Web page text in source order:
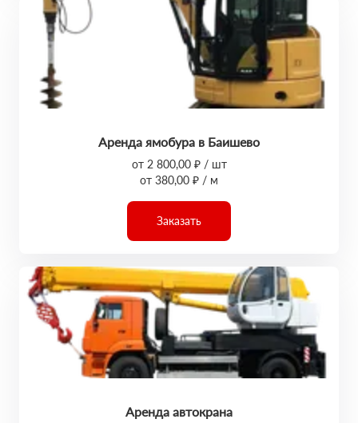
Аренда ямобура в Баишево
от 2 800,00 ₽ / шт
от 380,00 ₽ / м
Заказать
Аренда автокрана